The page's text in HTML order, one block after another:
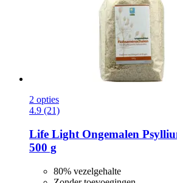
2 opties
4.9 (21)
Life Light Ongemalen
500 g
80% vezelgehalte